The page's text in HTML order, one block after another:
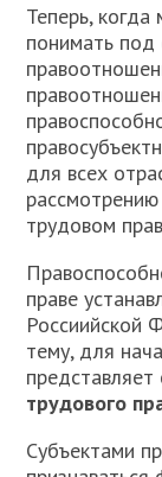
Теперь,
понимать под
для всех
трудовом
праве
Россиийской
тему, для
представляет
трудового
Субъектами